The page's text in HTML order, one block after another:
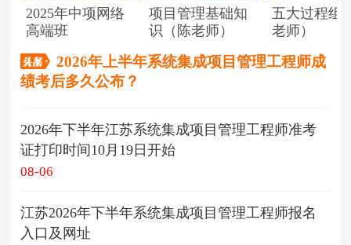
2025年中项网络
高端班
项目管理基础知
识（陈老师）
五大过程组
老师）
2026年上半年系统集成项目管理工程师成
绩考后多久公布？
2026年下半年江苏系统集成项目管理工程师准考
证打印时间10月19日开始
08-06
江苏2026年下半年系统集成项目管理工程师报名
入口及网址